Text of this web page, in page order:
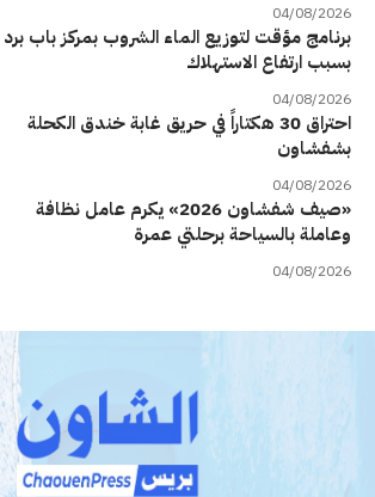
04/08/2026
برنامج مؤقت لتوزيع الماء الشروب بمركز باب برد
بسبب ارتفاع الاستهلاك
04/08/2026
احتراق 30 هكتاراً في حريق غابة خندق الكحلة
بشفشاون
04/08/2026
«صيف شفشاون 2026» يكرم عامل نظافة
وعاملة بالسياحة برحلتي عمرة
04/08/2026